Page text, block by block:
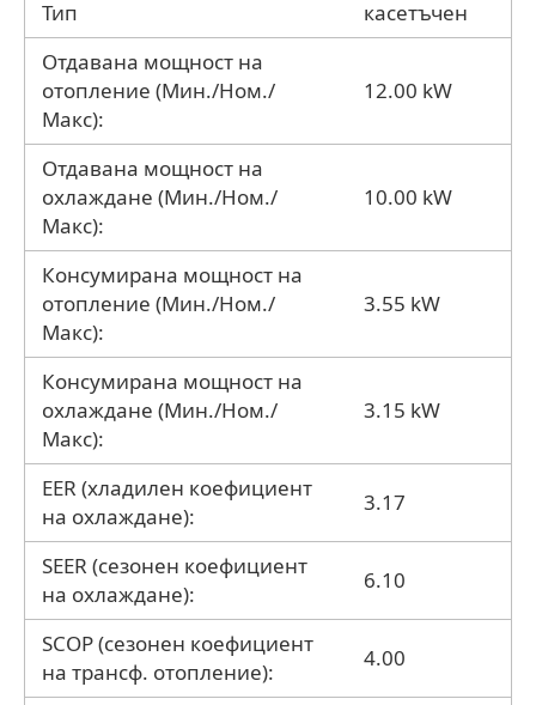
Тип
касетъчен
Отдавана мощност на
отопление (Мин./Ном./
Макс):
12.00 kW
Отдавана мощност на
охлаждане (Мин./Ном./
Макс):
10.00 kW
Консумирана мощност на
отопление (Мин./Ном./
Макс):
3.55 kW
Консумирана мощност на
охлаждане (Мин./Ном./
Макс):
3.15 kW
EER (хладилен коефициент
на охлаждане):
3.17
SEER (сезонен коефициент
на охлаждане):
6.10
SCOP (сезонен коефициент
на трансф. отопление):
4.00